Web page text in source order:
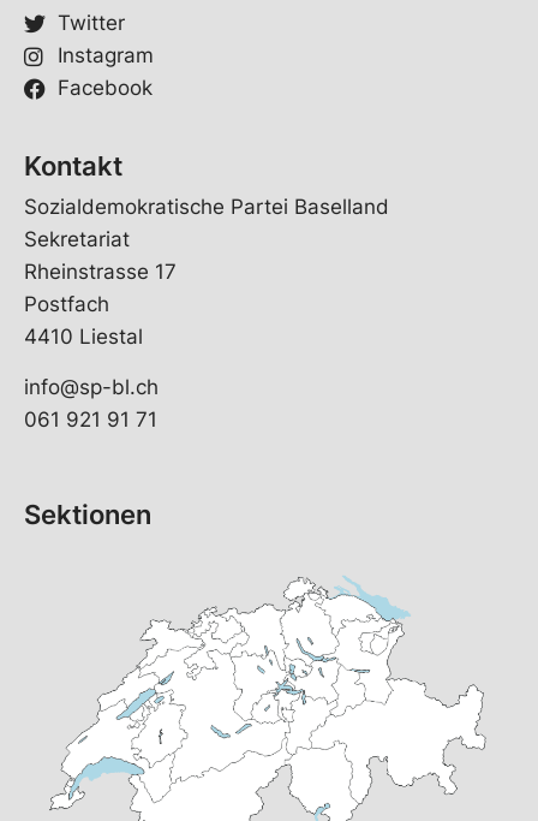
Twitter
Instagram
Facebook
Kontakt
Sozialdemokratische Partei Baselland
Sekretariat
Rheinstrasse 17
Postfach
4410 Liestal
info@sp-bl.ch
061 921 91 71
Sektionen